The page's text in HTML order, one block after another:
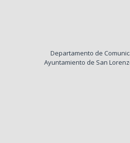
Departamento de
Ayuntamiento de San